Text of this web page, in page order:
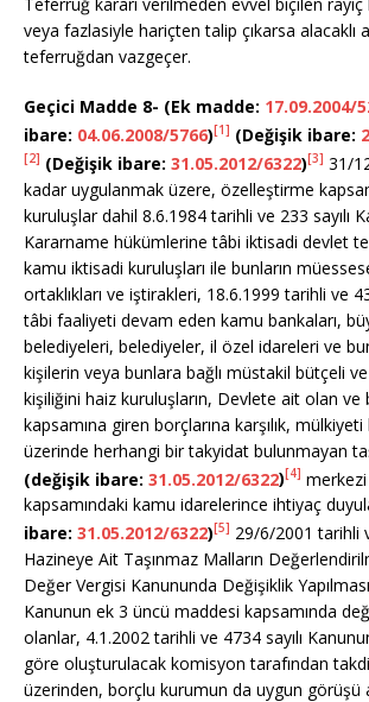
veya fazlasiyle hariçten talip çıkarsa alacaklı
teferruğdan vazgeçer.
Geçici Madde 8- (Ek madde: 17.09.2004/
ibare: 04.06.2008/5766)[1] (Değişik ibare:
[2] (Değişik ibare: 31.05.2012/6322)[3] 31/
kadar uygulanmak üzere, özelleştirme
kuruluşlar dahil 8.6.1984 tarihli ve 233 sayılı
Kararname hükümlerine tâbi iktisadi devlet
kamu iktisadi kuruluşları ile bunların
ortaklıkları ve iştirakleri, 18.6.1999 tarihli ve
tâbi faaliyeti devam eden kamu bankaları,
belediyeleri, belediyeler, il özel idareleri ve
kişilerin veya bunlara bağlı müstakil bütçeli
kişiliğini haiz kuruluşların, Devlete ait olan ve
kapsamına giren borçlarına karşılık,
üzerinde herhangi bir takyidat bulunmayan
(değişik ibare: 31.05.2012/6322)[4]
kapsamındaki kamu idarelerince ihtiyaç
ibare: 31.05.2012/6322)[5] 29/6/2001 tarihli
Hazineye Ait Taşınmaz Malların
Değer Vergisi Kanununda Değişiklik
Kanunun ek 3 üncü maddesi kapsamında
olanlar, 4.1.2002 tarihli ve 4734 sayılı
göre oluşturulacak komisyon tarafından
üzerinden, borçlu kurumun da uygun görüşü